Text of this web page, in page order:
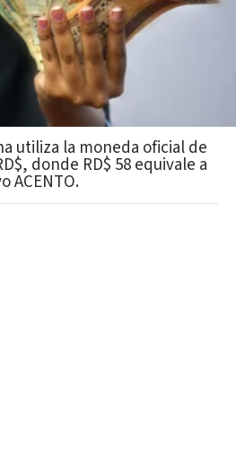
utiliza la moneda oficial de
donde RD$ 58 equivale a
ACENTO.